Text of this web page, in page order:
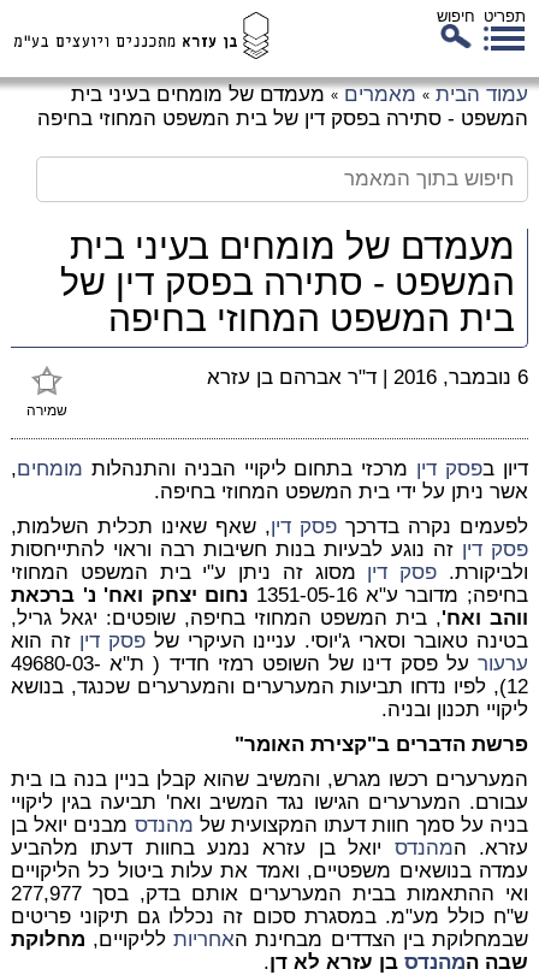
תפריט חיפוש
עמוד הבית » מאמרים » מעמדם של מומחים בעיני בית
המשפט - סתירה בפסק דין של בית המשפט המחוזי בחיפה
מעמדם של מומחים בעיני בית
המשפט - סתירה בפסק דין של
בית המשפט המחוזי בחיפה
שמירה
6 נובמבר, 2016 | ד"ר אברהם בן עזרא
דיון בפסק דין מרכזי בתחום ליקויי הבניה והתנהלות מומחים,
אשר ניתן על ידי בית המשפט המחוזי בחיפה.
לפעמים נקרה בדרכך פסק דין, שאף שאינו תכלית השלמות,
פסק דין זה נוגע לבעיות בנות חשיבות רבה וראוי להתייחסות
ולביקורת. פסק דין מסוג זה ניתן ע"י בית המשפט המחוזי
בחיפה; מדובר ע"א 1351-05-16
נחום יצחק ואח' נ' ברכאת
ווהב ואח', בית המשפט המחוזי בחיפה, שופטים: יגאל גריל,
בטינה טאובר וסארי ג'יוסי. עניינו העיקרי שלפסק דין זה הוא
ערעור
על פסק דינו של השופט רמזי חדיד ( ת"א 49680-03-
12), לפיו נדחו תביעות המערערים והמערערים שכנגד, בנושא
ליקויי תכנון ובניה.
פרשת הדברים ב"קצירת האומר"
המערערים רכשו מגרש, והמשיב שהוא קבלן בניין בנה בו בית
עבורם. המערערים הגישו נגד המשיב ואח' תביעה בגין ליקויי
בניה על סמך חוות דעתו המקצועית של מהנדס מבנים יואל בן
עזרא. המהנדס יואל בן עזרא נמנע בחוות דעתו מלהביע
עמדה בנושאים משפטיים, ואמד את עלות ביטול כל הליקויים
ואי ההתאמות בבית המערערים אותם בדק, בסך 277,977
ש"ח כולל מע"מ. במסגרת סכום זה נכללו גם תיקוני פריטים
שבמחלוקת בין הצדדים מבחינת האחריותלליקויים, מחלוקת
שבה המהנדסבן עזרא לא דן.